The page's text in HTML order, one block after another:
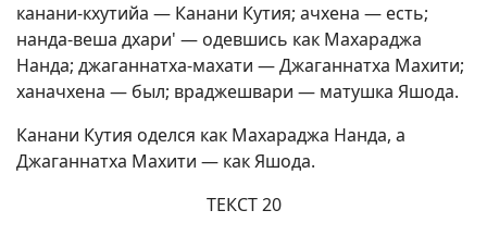
канани-кхутийа — Канани Кутия; ачхена — есть;
нанда-веша дхари' — одевшись как Махараджа
Нанда; джаганнатха-махати — Джаганнатха Махити;
ханачхена — был; враджешвари — матушка Яшода.
Канани Кутия оделся как Махараджа Нанда, а
Джаганнатха Махити — как Яшода.
ТЕКСТ 20